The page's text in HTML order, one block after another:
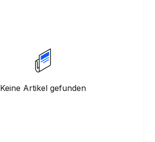
Keine Artikel gefunden